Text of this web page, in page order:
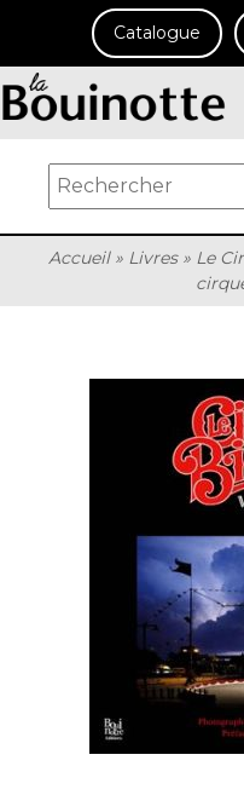
Catalogue
Accueil» Livres» Le